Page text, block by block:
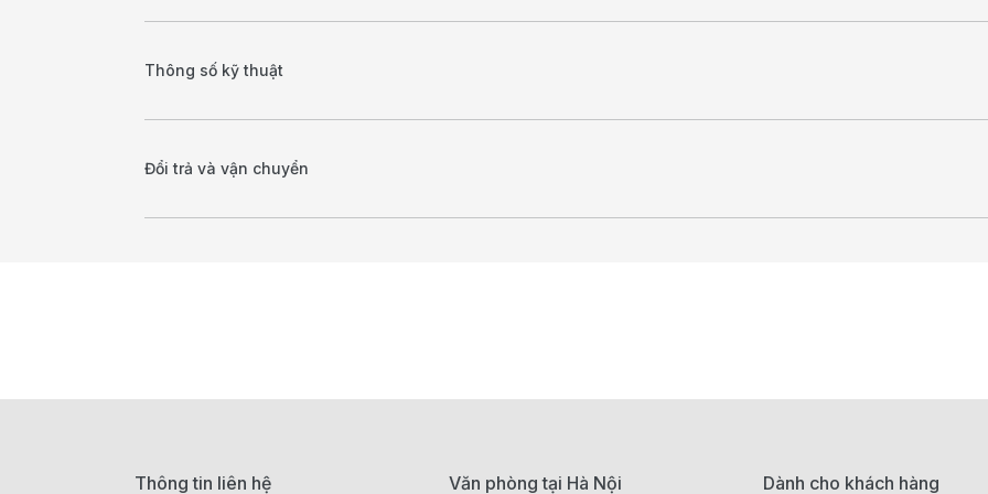
Thông số kỹ thuật
Đổi trả và vận chuyển
Thông tin liên hệ Văn phòng tại Hà Nội Dành cho khách hàng